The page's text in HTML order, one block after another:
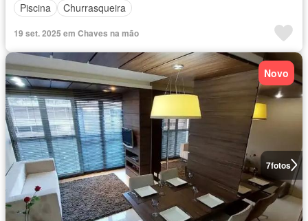
Piscina
Churrasqueira
19 set. 2025 em Chaves na mão
7fotos
Novo